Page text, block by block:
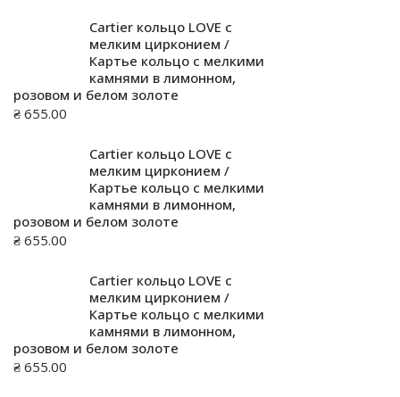
Cartier кольцо LOVE с
мелким цирконием /
Картье кольцо с мелкими
камнями в лимонном,
розовом и белом золоте
₴ 655.00
Cartier кольцо LOVE с
мелким цирконием /
Картье кольцо с мелкими
камнями в лимонном,
розовом и белом золоте
₴ 655.00
Cartier кольцо LOVE с
мелким цирконием /
Картье кольцо с мелкими
камнями в лимонном,
розовом и белом золоте
₴ 655.00